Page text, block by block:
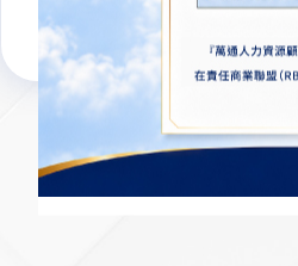
協助家務，讓家屬能夠同時兼顧照
護需求與工作